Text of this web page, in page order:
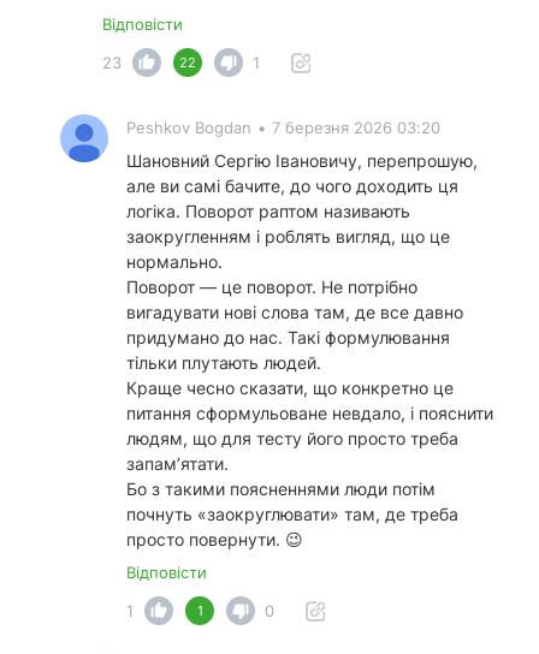
Відповісти
23
22 1
Peshkov Bogdan • 7 березня 2026 03:20
Шановний Сергію Івановичу, перепрошую,
але ви самі бачите, до чого доходить ця
логіка. Поворот раптом називають
заокругленням і роблять вигляд, що це
нормально.
Поворот — це поворот. Не потрібно
вигадувати нові слова там, де все давно
придумано до нас. Такі формулювання
тільки плутають людей.
Краще чесно сказати, що конкретно це
питання сформульоване невдало, і пояснити
людям, що для тесту його просто треба
запам’ятати.
Бо з такими поясненнями люди потім
почнуть «заокруглювати» там, де треба
просто повернути. 😉
Відповісти
1
1 0